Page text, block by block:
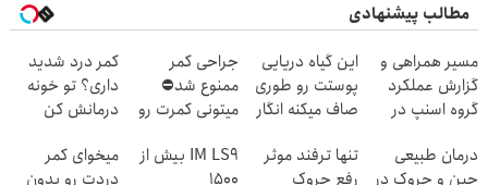
مطالب پیشنهادی
مسیر همراهی و
گزارش عملکرد
گروه اسنپ در
این گیاه دریایی
پوستت رو طوری
صاف میکنه انگار
شدی🔥
جراحی کمر
ممنوع شد⛔
میتونی کمرت رو
کنی! 👈🏻
کمر درد شدید
داری؟ تو خونه
درمانش کن
پرکن)
درمان طبیعی
چین و چروک در
تنها ترفند موثر
رفع چروک
IM LS9 بیش از
1500
میخوای کمر
دردت رو بدون